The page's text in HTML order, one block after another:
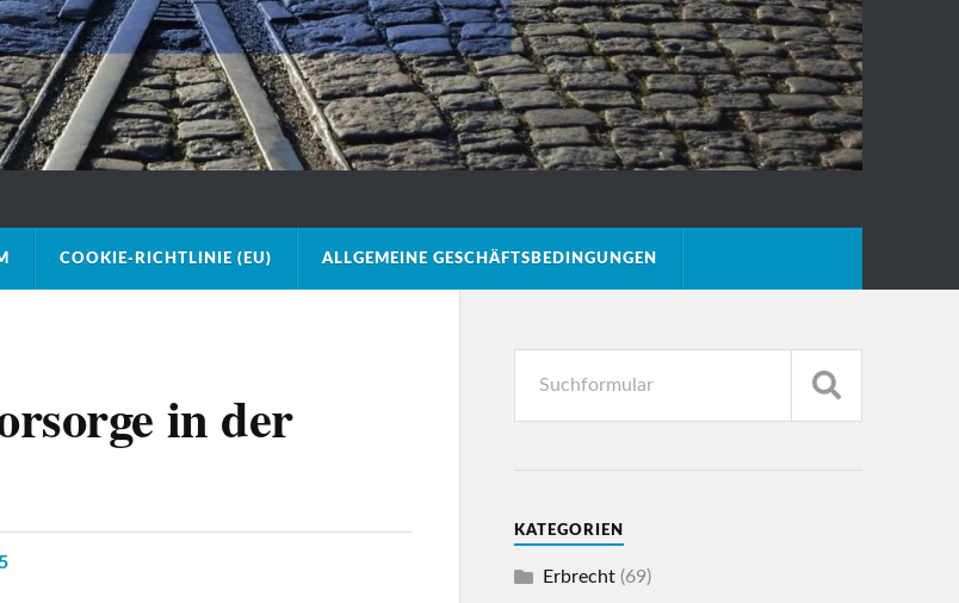
COOKIE-RICHTLINIE (EU) ALLGEMEINE GESCHÄFTSBEDINGUNGEN
in der
KATEGORIEN
Erbrecht(69)